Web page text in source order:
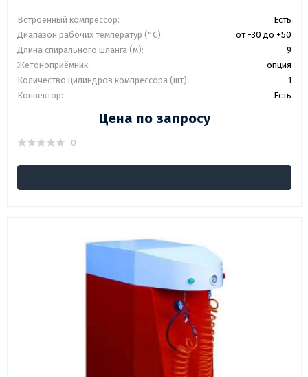
Встроенный компрессор:
Есть
Диапазон рабочих температур (°C):
от -30 до +50
Длина спирального шланга (м):
9
Жетоноприёмник:
опция
Количество цилиндров компрессора (шт):
1
Конвектор:
Есть
Цена по запросу
0